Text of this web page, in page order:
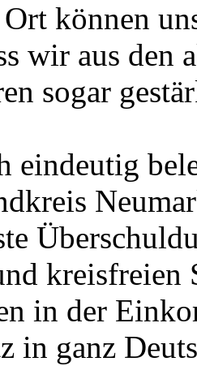
können
wir aus den
sogar
eindeutig
kreisfreien
in der
in ganz